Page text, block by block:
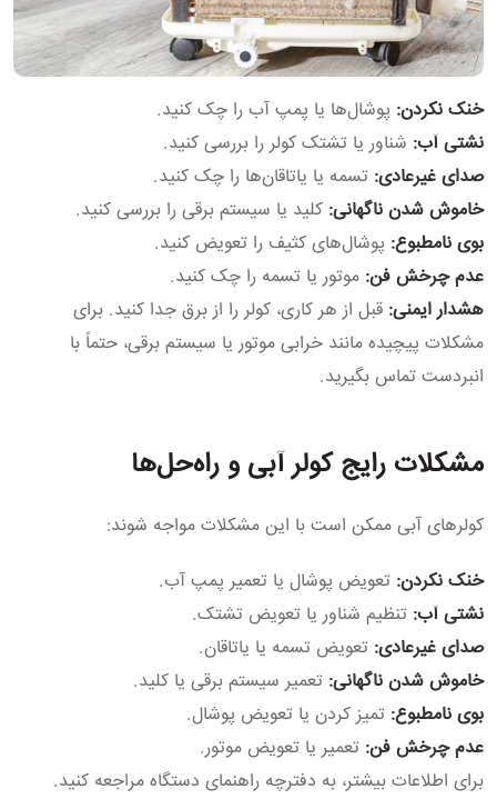
خنک نکردن: پوشال‌ها یا پمپ آب را چک کنید.
نشتی آب: شناور یا تشتک کولر را بررسی کنید.
صدای غیرعادی: تسمه یا یاتاقان‌ها را چک کنید.
خاموش شدن ناگهانی: کلید یا سیستم برقی را بررسی کنید.
بوی نامطبوع: پوشال‌های کثیف را تعویض کنید.
عدم چرخش فن: موتور یا تسمه را چک کنید.
هشدار ایمنی: قبل از هر کاری، کولر را از برق جدا کنید. برای
مشکلات پیچیده مانند خرابی موتور یا سیستم برقی، حتماً با
انبردست تماس بگیرید.
مشکلات رایج کولر آبی و راه‌حل‌ها
کولرهای آبی ممکن است با این مشکلات مواجه شوند:
خنک نکردن: تعویض پوشال یا تعمیر پمپ آب.
نشتی آب: تنظیم شناور یا تعویض تشتک.
صدای غیرعادی: تعویض تسمه یا یاتاقان.
خاموش شدن ناگهانی: تعمیر سیستم برقی یا کلید.
بوی نامطبوع: تمیز کردن یا تعویض پوشال.
عدم چرخش فن: تعمیر یا تعویض موتور.
برای اطلاعات بیشتر، به دفترچه راهنمای دستگاه مراجعه کنید.